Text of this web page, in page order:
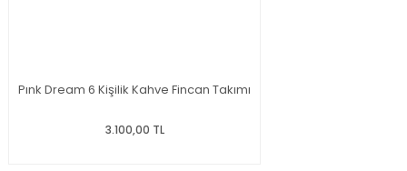
Pınk Dream 6 Kişilik Kahve Fincan Takımı
3.100,00 TL